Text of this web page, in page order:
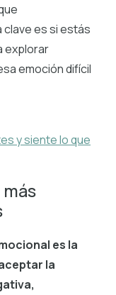
es si estás
explorar
emoción difícil
y siente lo que
es la
la